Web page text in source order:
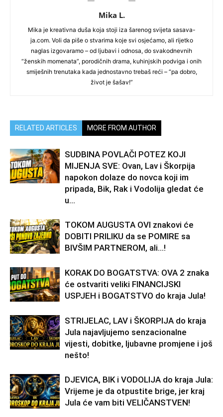
Mika L.
Mika je kreativna duša koja stoji iza šarenog svijeta sasava-
ja.com. Voli da piše o stvarima koje svi osjećamo, ali rijetko
naglas izgovaramo – od ljubavi i odnosa, do svakodnevnih
“ženskih momenata”, porodičnih drama, kuhinjskih podviga i onih
smiješnih trenutaka kada jednostavno trebaš reći – “pa dobro,
život je šašav!”
RELATED ARTICLES MORE FROM AUTHOR
SUDBINA POVLAČI POTEZ KOJI
MIJENJA SVE: Ovan, Lav i Škorpija
napokon dolaze do novca koji im
pripada, Bik, Rak i Vodolija gledat će
u...
TOKOM AUGUSTA OVI znakovi će
DOBITI PRILIKU da se POMIRE sa
BIVŠIM PARTNEROM, ali…!
KORAK DO BOGATSTVA: OVA 2 znaka
će ostvariti veliki FINANCIJSKI
USPJEH i BOGATSTVO do kraja Jula!
STRIJELAC, LAV i ŠKORPIJA do kraja
Jula najavljujemo senzacionalne
vijesti, dobitke, ljubavne promjene i još
nešto!
DJEVICA, BIK i VODOLIJA do kraja Jula:
Vrijeme je da otpustite brige, jer kraj
Jula će vam biti VELIČANSTVEN!